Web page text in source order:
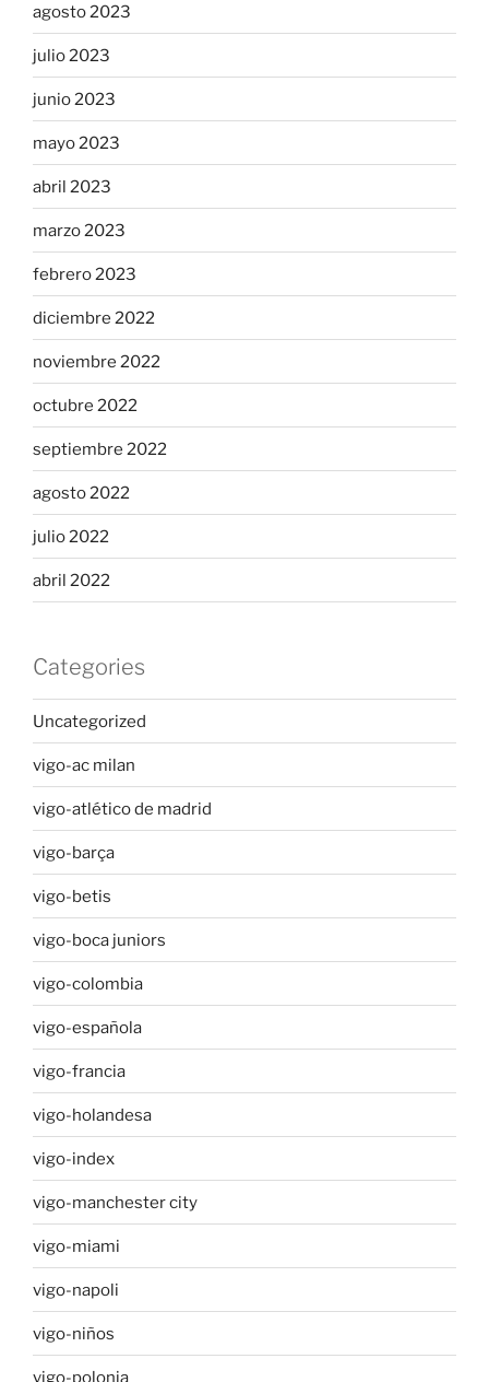
agosto 2023
julio 2023
junio 2023
mayo 2023
abril 2023
marzo 2023
febrero 2023
diciembre 2022
noviembre 2022
octubre 2022
septiembre 2022
agosto 2022
julio 2022
abril 2022
Categories
Uncategorized
vigo-ac milan
vigo-atlético de madrid
vigo-barça
vigo-betis
vigo-boca juniors
vigo-colombia
vigo-española
vigo-francia
vigo-holandesa
vigo-index
vigo-manchester city
vigo-miami
vigo-napoli
vigo-niños
vigo-polonia